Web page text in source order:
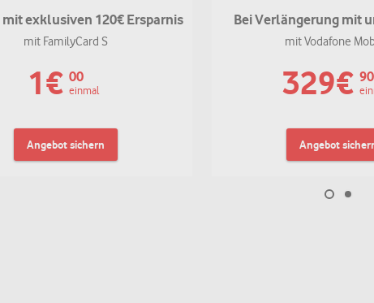
exklusiven 120€ Ersparnis
mit FamilyCard S
1€ 00
einmal
Angebot sichern
Bei Verlängerung mit
mit Vodafone
329€ 90
Angebot